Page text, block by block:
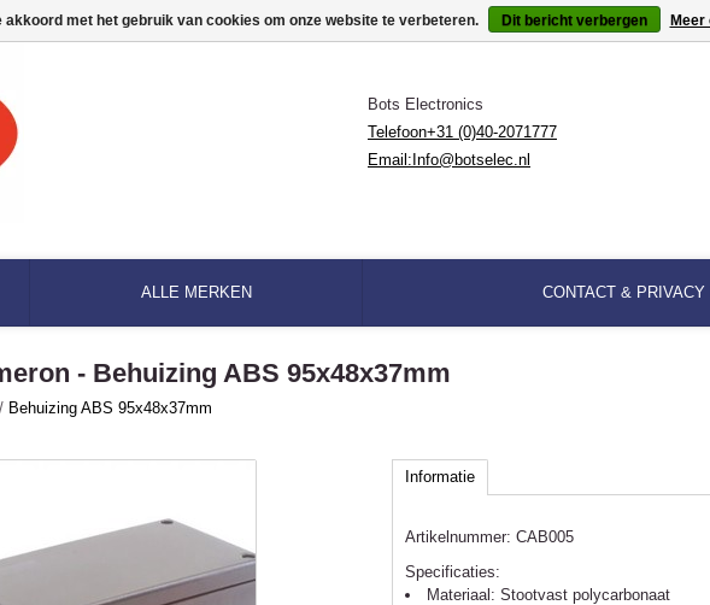
Bots Electronics
Telefoon+31 (0)40-2071777
Email: Info@botselec.nl
ALLE MERKEN CONTACT & PRIVACY
- Behuizing ABS 95x48x37mm
/ Behuizing ABS 95x48x37mm
Informatie
Artikelnummer: CAB005
Specificaties:
Materiaal: Stootvast polycarbonaat
akkoord met het gebruik van cookies om onze website te verbeteren. Dit bericht verbergen